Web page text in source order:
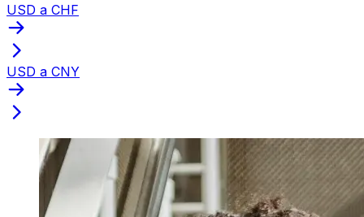
USD a CHF
USD a CNY